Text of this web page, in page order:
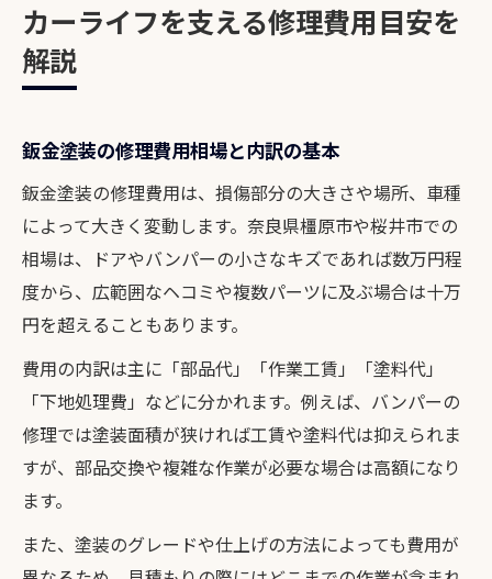
カーライフを支える修理費用目安を
解説
鈑金塗装の修理費用相場と内訳の基本
鈑金塗装の修理費用は、損傷部分の大きさや場所、車種
によって大きく変動します。奈良県橿原市や桜井市での
相場は、ドアやバンパーの小さなキズであれば数万円程
度から、広範囲なヘコミや複数パーツに及ぶ場合は十万
円を超えることもあります。
費用の内訳は主に「部品代」「作業工賃」「塗料代」
「下地処理費」などに分かれます。例えば、バンパーの
修理では塗装面積が狭ければ工賃や塗料代は抑えられま
すが、部品交換や複雑な作業が必要な場合は高額になり
ます。
また、塗装のグレードや仕上げの方法によっても費用が